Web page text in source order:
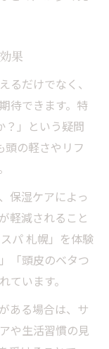
果
るだけでなく、
待できます。特
？」という疑問
頭の軽さやリフ
保湿ケアによっ
軽減されること
パ 札幌」を体験
「頭皮のベタつ
ています。
ある場合は、サ
や生活習慣の見